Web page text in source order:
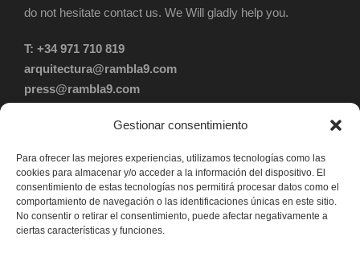
Gestionar consentimiento
Para ofrecer las mejores experiencias, utilizamos tecnologías como las
cookies para almacenar y/o acceder a la información del dispositivo. El
consentimiento de estas tecnologías nos permitirá procesar datos como el
comportamiento de navegación o las identificaciones únicas en este sitio.
No consentir o retirar el consentimiento, puede afectar negativamente a
ciertas características y funciones.
do not hesitate contact us. We Will gladly help you.
T: +34 971 710 819
arquitectura@rambla9.com
press@rambla9.com
c/ La Rambla nº 9
Privacy Policy